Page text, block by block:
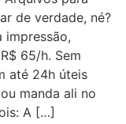
de verdade, né?
impressão,
65/h. Sem
até 24h úteis
manda ali no
A […]